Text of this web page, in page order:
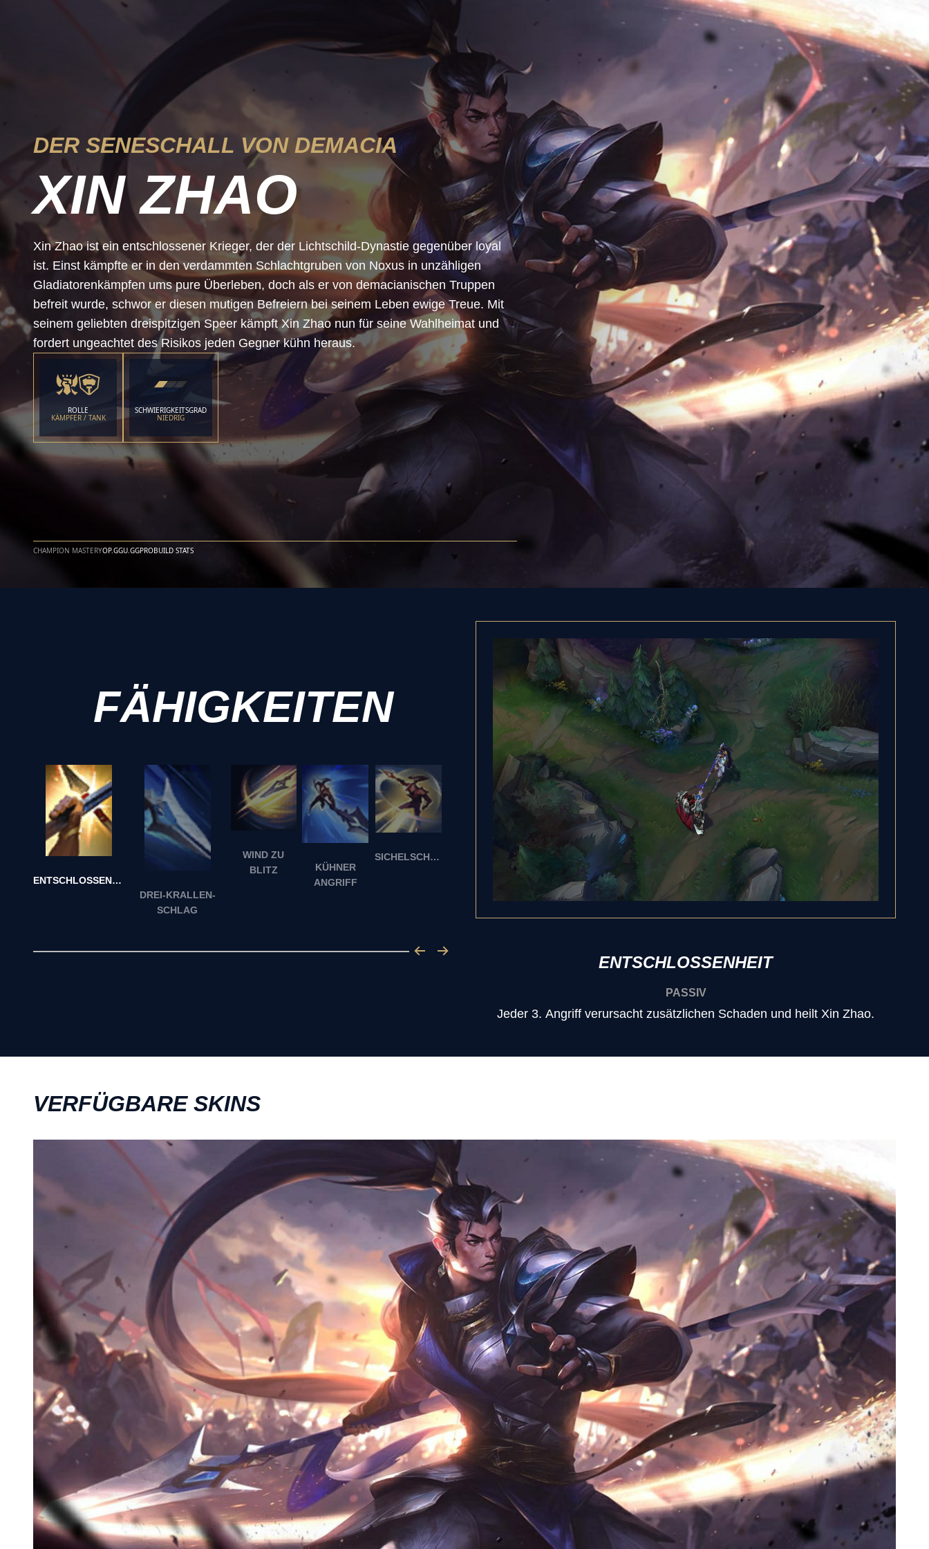
DER SENESCHALL VON DEMACIA
XIN ZHAO
Xin Zhao ist ein entschlossener Krieger, der der Lichtschild-Dynastie gegenüber loyal
ist. Einst kämpfte er in den verdammten Schlachtgruben von Noxus in unzähligen
Gladiatorenkämpfen ums pure Überleben, doch als er von demacianischen Truppen
befreit wurde, schwor er diesen mutigen Befreiern bei seinem Leben ewige Treue. Mit
seinem geliebten dreispitzigen Speer kämpft Xin Zhao nun für seine Wahlheimat und
fordert ungeachtet des Risikos jeden Gegner kühn heraus.
ROLLE
KÄMPFER / TANK
SCHWIERIGKEITSGRAD
NIEDRIG
CHAMPION MASTERYOP.GGU.GGPROBUILD STATS
FÄHIGKEITEN
ENTSCHLOSSENHEIT
DREI-KRALLEN-
SCHLAG
WIND ZU
BLITZ
KÜHNER
ANGRIFF
SICHELSCHUTZ
ENTSCHLOSSENHEIT
PASSIV
Jeder 3. Angriff verursacht zusätzlichen Schaden und heilt Xin Zhao.
VERFÜGBARE SKINS